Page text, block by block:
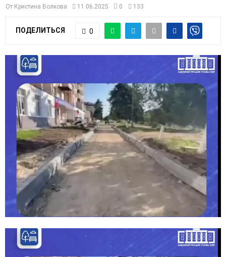
R
Y
M
E
N
U
От Кристина Волкова 11.06.2025 0 133
ПОДЕЛИТЬСЯ 0